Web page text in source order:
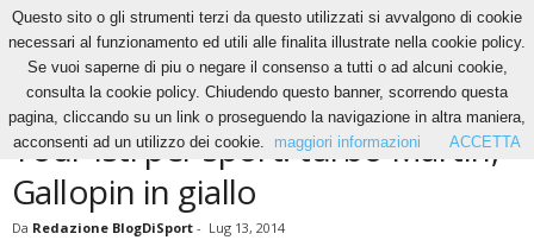
Altri Sport Tour-isti per sport: turbo Martin, Gallopin in giallo
ALTRI SPORT CICLISMO
Tour-isti per sport: turbo Martin,
Gallopin in giallo
Da Redazione BlogDiSport - Lug 13, 2014
Questo sito o gli strumenti terzi da questo utilizzati si avvalgono di cookie
necessari al funzionamento ed utili alle finalita illustrate nella cookie policy.
Se vuoi saperne di piu o negare il consenso a tutti o ad alcuni cookie,
consulta la cookie policy. Chiudendo questo banner, scorrendo questa
pagina, cliccando su un link o proseguendo la navigazione in altra maniera,
acconsenti ad un utilizzo dei cookie.
maggiori informazioni ACCETTA